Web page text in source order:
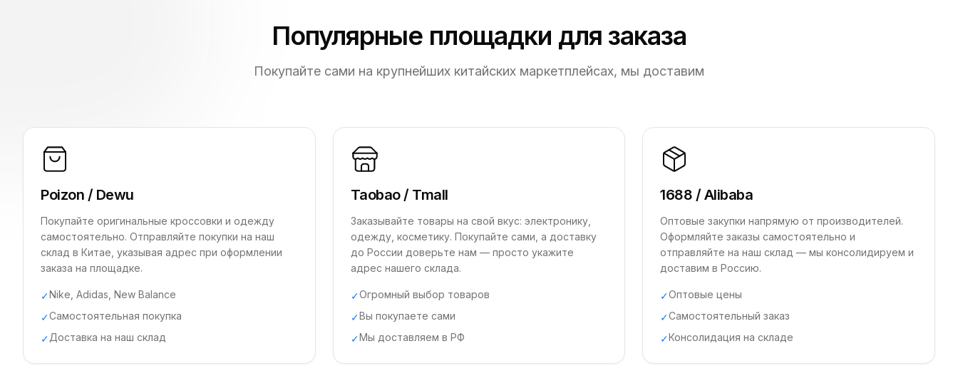
Популярные площадки для заказа
Покупайте сами на крупнейших китайских маркетплейсах, мы доставим
Poizon / Dewu
Покупайте оригинальные кроссовки и одежду
самостоятельно. Отправляйте покупки на наш
склад в Китае, указывая адрес при оформлении
заказа на площадке.
✓Nike, Adidas, New Balance
✓Самостоятельная покупка
✓Доставка на наш склад
Taobao / Tmall
Заказывайте товары на свой вкус: электронику,
одежду, косметику. Покупайте сами, а доставку
до России доверьте нам — просто укажите
адрес нашего склада.
✓Огромный выбор товаров
✓Вы покупаете сами
✓Мы доставляем в РФ
1688 / Alibaba
Оптовые закупки напрямую от производителей.
Оформляйте заказы самостоятельно и
отправляйте на наш склад — мы консолидируем и
доставим в Россию.
✓Оптовые цены
✓Самостоятельный заказ
✓Консолидация на складе